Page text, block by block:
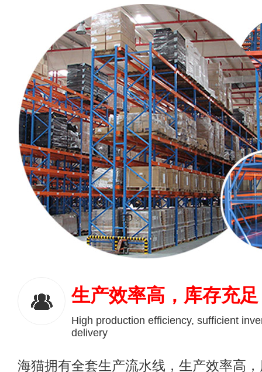
生产效率高，库存充
High production efficiency, sufficient
delivery
海猫拥有全套生产流水线，生产效率高